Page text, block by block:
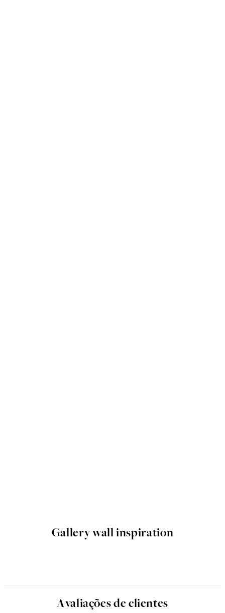
Gallery wall inspiration
Avaliações de clientes